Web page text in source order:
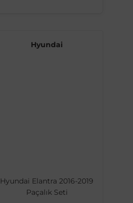
Hyundai
Hyundai Elantra 2016-2019
Paçalık Seti